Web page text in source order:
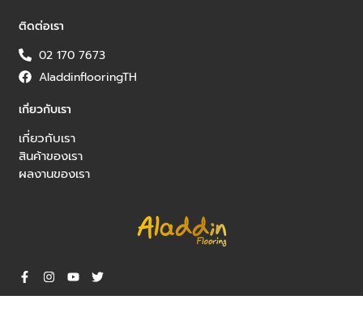
เกี่ยวกับเรา
เกี่ยวกับเรา
สินค้าของเรา
ผลงานของเรา
ติดต่อเรา
02 170 7673
AladdinflooringTH